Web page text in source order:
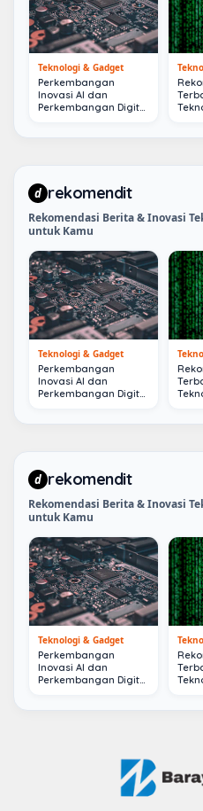
Teknologi & Gadget
Perkembangan
Inovasi AI dan
Perkembangan Digital
d rekomendit
Rekomendasi Berita & Inovasi
untuk Kamu
Teknologi & Gadget
Perkembangan
Inovasi AI dan
Perkembangan Digital
d rekomendit
Rekomendasi Berita & Inovasi
untuk Kamu
Teknologi & Gadget
Perkembangan
Inovasi AI dan
Perkembangan Digital